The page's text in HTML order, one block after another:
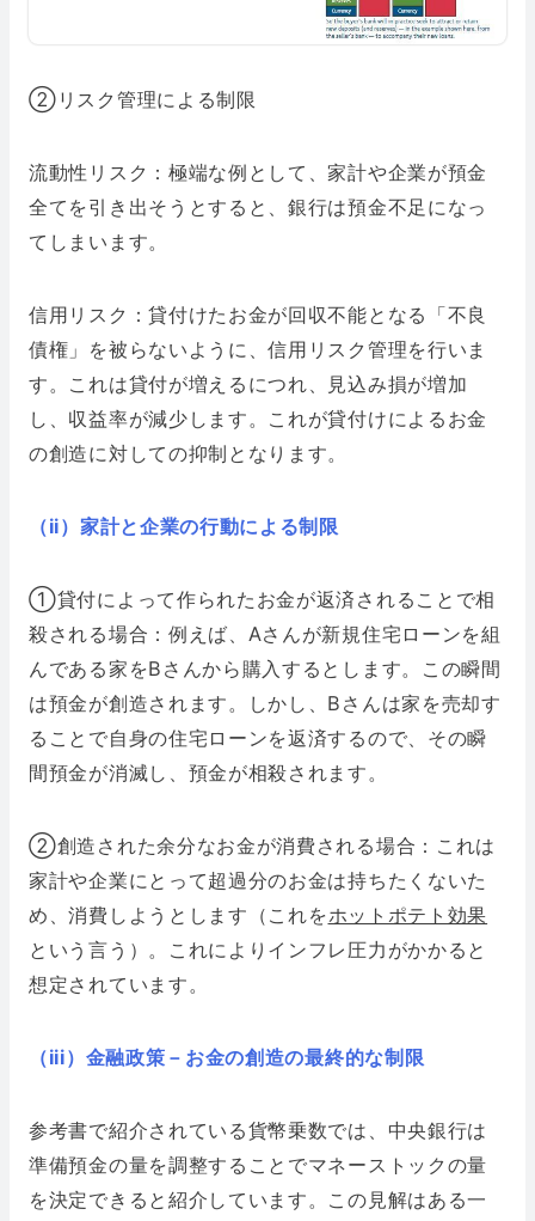
②リスク管理による制限
流動性リスク：極端な例として、家計や企業が預金
全てを引き出そうとすると、銀行は預金不足になっ
てしまいます。
信用リスク：貸付けたお金が回収不能となる「不良
債権」を被らないように、信用リスク管理を行いま
す。これは貸付が増えるにつれ、見込み損が増加
し、収益率が減少します。これが貸付けによるお金
の創造に対しての抑制となります。
（ii）家計と企業の行動による制限
①貸付によって作られたお金が返済されることで相
殺される場合：例えば、Aさんが新規住宅ローンを組
んである家をBさんから購入するとします。この瞬間
は預金が創造されます。しかし、Bさんは家を売却す
ることで自身の住宅ローンを返済するので、その瞬
間預金が消滅し、預金が相殺されます。
②創造された余分なお金が消費される場合：これは
家計や企業にとって超過分のお金は持ちたくないた
め、消費しようとします（これをホットポテト効果
という言う）。これによりインフレ圧力がかかると
想定されています。
（iii）金融政策－お金の創造の最終的な制限
参考書で紹介されている貨幣乗数では、中央銀行は
準備預金の量を調整することでマネーストックの量
を決定できると紹介しています。この見解はある一